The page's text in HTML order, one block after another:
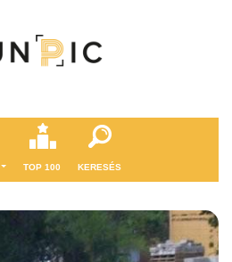
TOP 100 KERESÉS